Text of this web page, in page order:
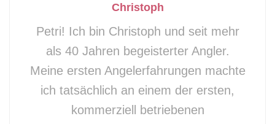
Worum geht es auf dieser Seite:
Angelmethoden für das Forellenangeln im
Herbst
Schleppen mit Forellenteig
Christoph
Petri! Ich bin Christoph und seit mehr
als 40 Jahren begeisterter Angler.
Meine ersten Angelerfahrungen machte
ich tatsächlich an einem der ersten,
kommerziell betriebenen